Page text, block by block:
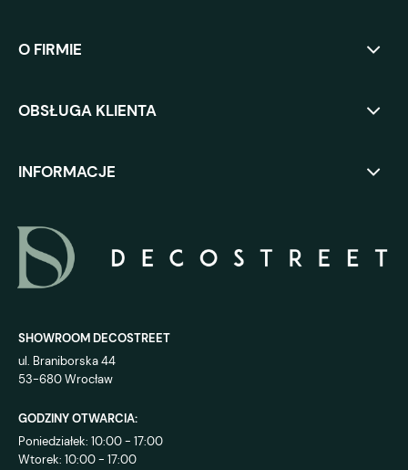
O FIRMIE
OBSŁUGA KLIENTA
INFORMACJE
SHOWROOM DECOSTREET
ul. Braniborska 44
53-680 Wrocław
GODZINY OTWARCIA:
Poniedziałek: 10:00 - 17:00
Wtorek: 10:00 - 17:00